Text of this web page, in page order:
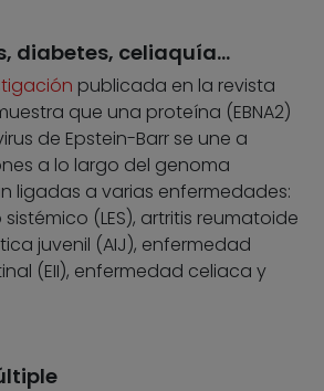
diabetes, celiaquía…
publicada en la revista
que una proteína (EBNA2)
de Epstein-Barr se une a
a lo largo del genoma
ligadas a varias enfermedades:
(LES), artritis reumatoide
juvenil (AIJ), enfermedad
(EII), enfermedad celiaca y